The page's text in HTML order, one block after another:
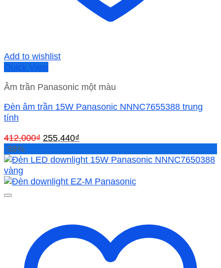
Add to wishlist
Quick View
Âm trần Panasonic một màu
Đèn âm trần 15W Panasonic NNNC7655388 trung
tính
412,000₫ Giá
là:
255,440₫
tại
255,440₫.
-38%